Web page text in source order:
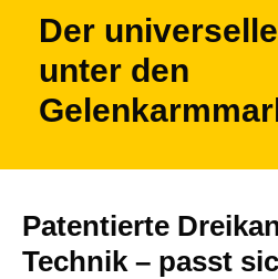
Der
unter den
Patentierte
Technik – passt